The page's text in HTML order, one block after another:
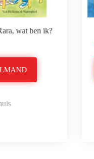
wat ben ik?